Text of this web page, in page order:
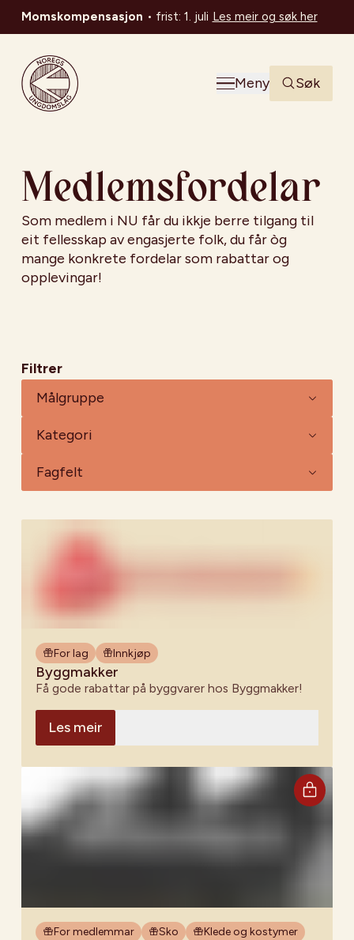
Momskompensasjon • frist: 1. juli Les meir og søk her
Noregs Ungdomslag
Meny
Søk
Medlemsfordelar
Som medlem i NU får du ikkje berre tilgang til
eit fellesskap av engasjerte folk, du får òg
mange konkrete fordelar som rabattar og
opplevingar!
Filtrer
Målgruppe
Kategori
Fagfelt
For lag Innkjøp
Byggmakker
Få gode rabattar på byggvarer hos Byggmakker!
Les meir
For medlemmar Sko Klede og kostymer